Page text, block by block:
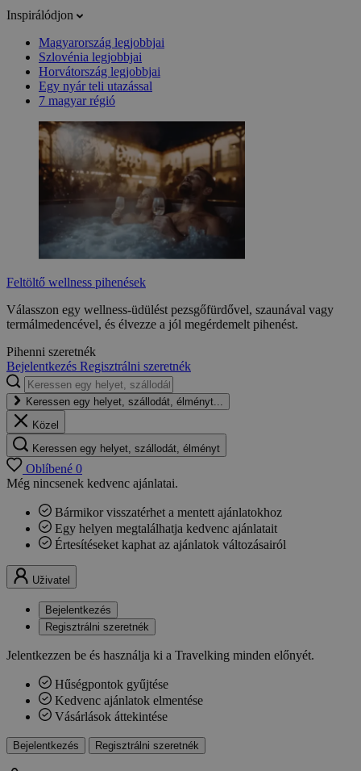
Inspirálódjon
Magyarország legjobbjai
Szlovénia legjobbjai
Horvátország legjobbjai
Egy nyár teli utazással
7 magyar régió
Feltöltő wellness pihenések
Válasszon egy wellness-üdülést pezsgőfürdővel, szaunával vagy
termálmedencével, és élvezze a jól megérdemelt pihenést.
Pihenni szeretnék
Bejelentkezés Regisztrálni szeretnék
Keressen egy helyet, szállodát, élményt...
Közel
Keressen egy helyet, szállodát, élményt
Oblíbené 0
Még nincsenek kedvenc ajánlatai.
Bármikor visszatérhet a mentett ajánlatokhoz
Egy helyen megtalálhatja kedvenc ajánlatait
Értesítéseket kaphat az ajánlatok változásairól
Uživatel
Bejelentkezés
Regisztrálni szeretnék
Jelentkezzen be és használja ki a Travelking minden előnyét.
Hűségpontok gyűjtése
Kedvenc ajánlatok elmentése
Vásárlások áttekintése
Bejelentkezés Regisztrálni szeretnék